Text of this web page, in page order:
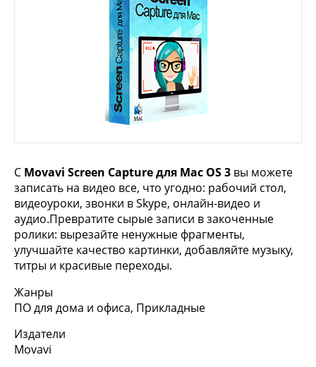
С Movavi Screen Capture для Mac OS 3 вы можете
записать на видео все, что угодно: рабочий стол,
видеоуроки, звонки в Skype, онлайн-видео и
аудио.Превратите сырые записи в закоченные
ролики: вырезайте ненужные фрагменты,
улучшайте качество картинки, добавляйте музыку,
титры и красивые переходы.
Жанры
ПО для дома и офиса, Прикладные
Издатели
Movavi